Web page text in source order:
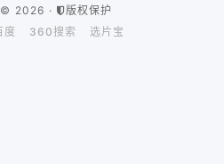
2026 ·
版权保护
度 360搜索 选片宝